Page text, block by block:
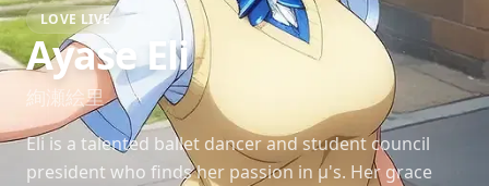
LOVE LIVE
Ayase Eli
絢瀬絵里
Eli is a talented ballet dancer and student council
president who finds her passion in μ's. Her grace